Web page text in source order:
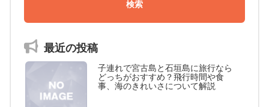
最近の投稿
子連れで宮古島と石垣島に旅行なら
どっちがおすすめ？飛行時間や食
事、海のきれいさについて解説